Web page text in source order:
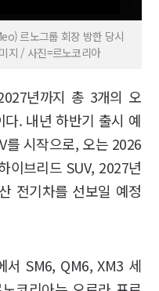
르노그룹 회장 방한 당시
지 / 사진=르노코리아
년까지 총 3개의 오
. 내년 하반기 출시 예
를 시작으로, 오는 2026
이브리드 SUV, 2027년
전기차를 선보일 예정
서 SM6, QM6, XM3 세